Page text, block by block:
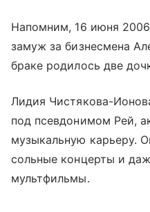
Напомним, 16 июня
замуж за бизнесмена
браке родилось две
Лидия Чистякова-
под псевдонимом Рей,
музыкальную карьеру.
сольные концерты и
мультфильмы.